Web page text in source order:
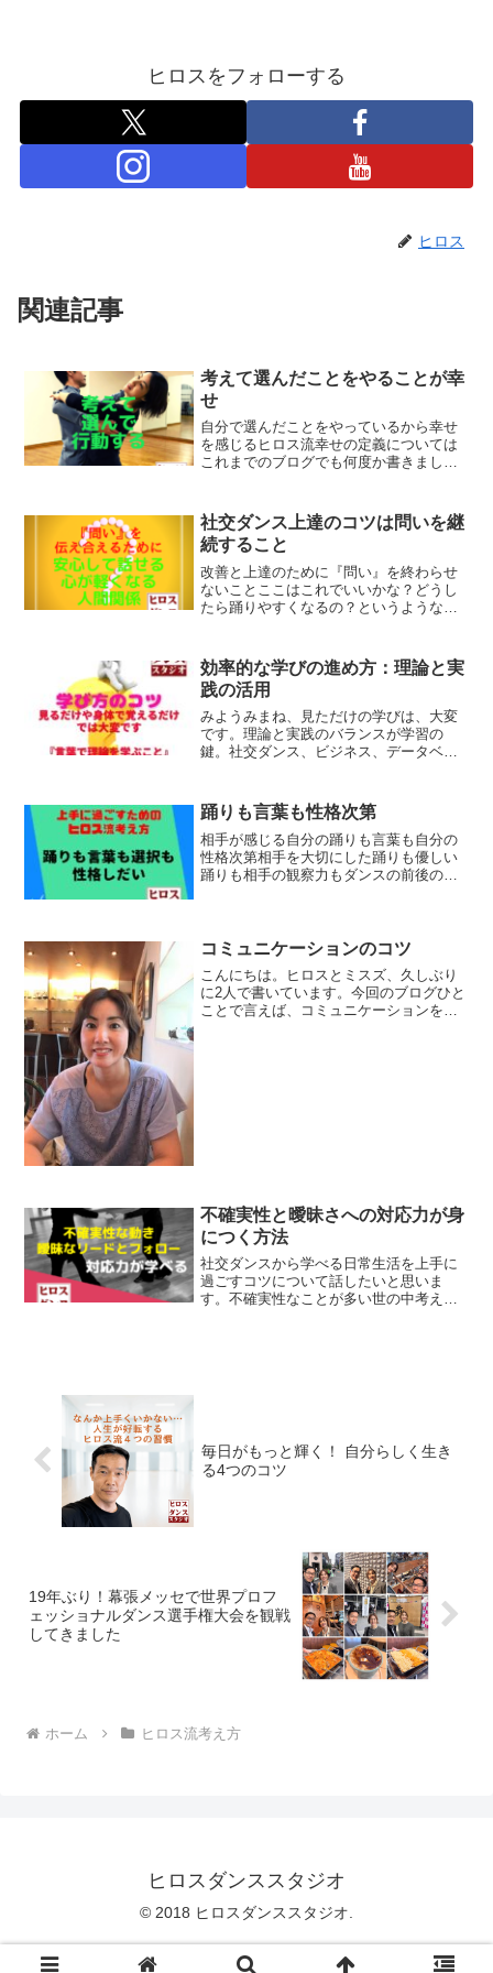
ヒロスをフォローする
ヒロス
関連記事
考えて選んだことをやることが幸
せ
自分で選んだことをやっているから幸せ
を感じるヒロス流幸せの定義については
これまでのブログでも何度か書きまし
の３つの幸せホルモンが分泌される状態
に自分をもっていくこと...
社交ダンス上達のコツは問いを継
続すること
改善と上達のために『問い』を終わらせ
ないことここはこれでいいかな？どうし
たら踊りやすくなるの？というような
す。 説明を聞いたりコツを聞いたり自
分の中で『問い』 『疑問』『...
効率的な学びの進め方：理論と実
践の活用
みようみまね、見ただけの学びは、大変
です。理論と実践のバランスが学習の
鍵。社交ダンス、ビジネス、データベー
踊りも言葉も性格次第
相手が感じる自分の踊りも言葉も自分の
性格次第相手を大切にした踊りも優しい
踊りも相手の観察力もダンスの前後の話
人は、慎重な踊り方相手をし...
コミュニケーションのコツ
こんにちは。ヒロスとミスズ、久しぶり
に2人で書いています。今回のブログひと
ことで言えば、コミュニケーションを工
不確実性と曖昧さへの対応力が身
につく方法
社交ダンスから学べる日常生活を上手に
過ごすコツについて話したいと思いま
す。不確実性なことが多い世の中考え方
毎日がもっと輝く！ 自分らしく生き
る4つのコツ
19年ぶり！幕張メッセで世界プロフ
ェッショナルダンス選手権大会を観戦
してきました
ホーム ヒロス流考え方
ヒロスダンススタジオ
© 2018 ヒロスダンススタジオ.